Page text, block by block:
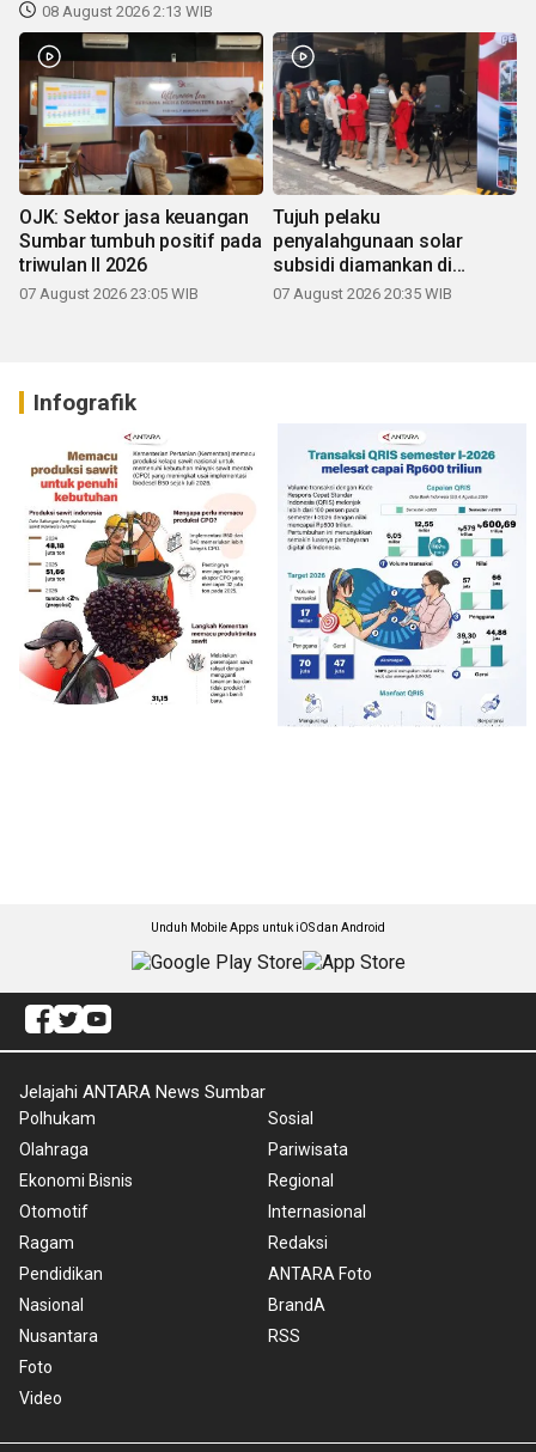
08 August 2026 2:13 WIB
OJK: Sektor jasa keuangan
Sumbar tumbuh positif pada
triwulan II 2026
07 August 2026 23:05 WIB
Tujuh pelaku
penyalahgunaan solar
subsidi diamankan di
Sumbar
07 August 2026 20:35 WIB
Infografik
Unduh Mobile Apps untuk iOS dan Android
Jelajahi ANTARA News Sumbar
Polhukam
Olahraga
Ekonomi Bisnis
Otomotif
Ragam
Pendidikan
Nasional
Nusantara
Foto
Video
Sosial
Pariwisata
Regional
Internasional
Redaksi
ANTARA Foto
BrandA
RSS